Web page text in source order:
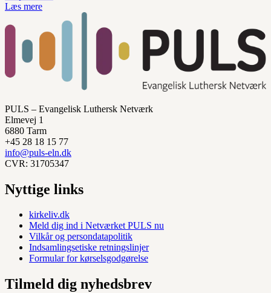
Læs mere
PULS – Evangelisk Luthersk Netværk
Elmevej 1
6880 Tarm
+45 28 18 15 77
info@puls-eln.dk
CVR: 31705347
Nyttige links
kirkeliv.dk
Meld dig ind i Netværket PULS nu
Vilkår og persondatapolitik
Indsamlingsetiske retningslinjer
Formular for kørselsgodgørelse
Tilmeld dig nyhedsbrev